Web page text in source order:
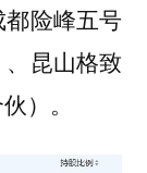
险峰五号
昆山格致
）。